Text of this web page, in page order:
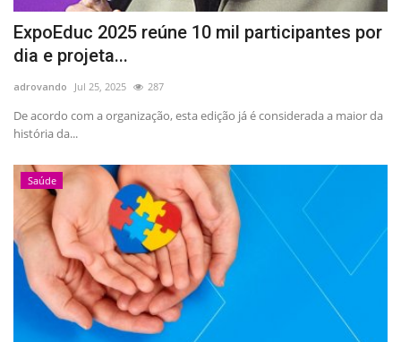
ExpoEduc 2025 reúne 10 mil participantes por
dia e projeta...
adrovando Jul 25, 2025 287
De acordo com a organização, esta edição já é considerada a maior da
história da...
Saúde